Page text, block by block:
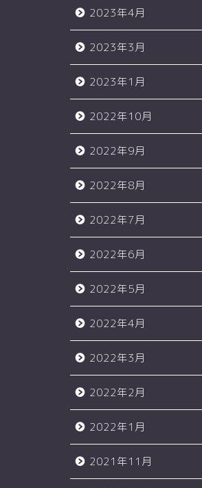
2023年4月
2023年3月
2023年1月
2022年10月
2022年9月
2022年8月
2022年7月
2022年6月
2022年5月
2022年4月
2022年3月
2022年2月
2022年1月
2021年11月